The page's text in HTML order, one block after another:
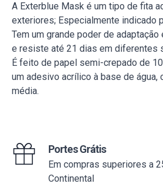
A Exterblue Mask é um tipo de fita
exteriores; Especialmente indicado
Tem um grande poder de
e resiste até 21 dias em diferentes
É feito de papel semi-crepado de
um adesivo acrílico à base de água,
média.
Portes Grátis
Em compras superiores a
Continental